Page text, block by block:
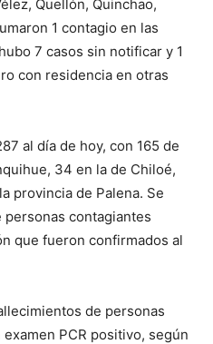
Quellón, Quinchao,
1 contagio en las
7 casos sin notificar y 1
con residencia en otras
al día de hoy, con 165 de
34 en la de Chiloé,
provincia de Palena. Se
personas contagiantes
que fueron confirmados al
de personas
PCR positivo, según